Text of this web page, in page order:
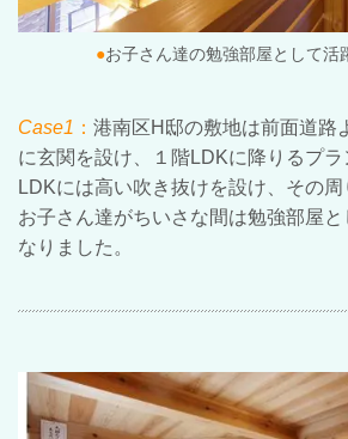
●お子さん達の勉強部屋として活
Case1 ： 港南区H邸の敷地は前面道路
に玄関を設け、１階LDKに降りるプラ
LDKには高い吹き抜けを設け、その周
お子さん達がちいさな間は勉強部屋
なりました。